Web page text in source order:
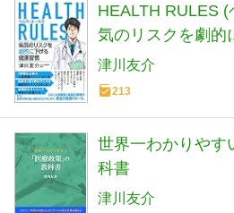
HEALTH RULES
気のリスクを劇的
津川友介
213
世界一わかりやす
科書
津川友介